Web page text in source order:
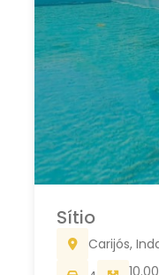
Sítio
Carijós,